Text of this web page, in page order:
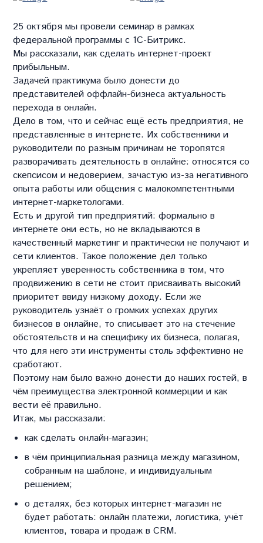
25 октября мы провели семинар в рамках
федеральной программы с 1С-Битрикс.
Мы рассказали, как сделать интернет-проект
прибыльным.
Задачей практикума было донести до
представителей оффлайн-бизнеса актуальность
перехода в онлайн.
Дело в том, что и сейчас ещё есть предприятия, не
представленные в интернете. Их собственники и
руководители по разным причинам не торопятся
разворачивать деятельность в онлайне: относятся со
скепсисом и недоверием, зачастую из-за негативного
опыта работы или общения с малокомпетентными
интернет-маркетологами.
Есть и другой тип предприятий: формально в
интернете они есть, но не вкладываются в
качественный маркетинг и практически не получают и
сети клиентов. Такое положение дел только
укрепляет уверенность собственника в том, что
продвижению в сети не стоит присваивать высокий
приоритет ввиду низкому доходу. Если же
руководитель узнаёт о громких успехах других
бизнесов в онлайне, то списывает это на стечение
обстоятельств и на специфику их бизнеса, полагая,
что для него эти инструменты столь эффективно не
сработают.
Поэтому нам было важно донести до наших гостей, в
чём преимущества электронной коммерции и как
вести её правильно.
Итак, мы рассказали:
как сделать онлайн-магазин;
в чём принципиальная разница между магазином,
собранным на шаблоне, и индивидуальным
решением;
о деталях, без которых интернет-магазин не
будет работать: онлайн платежи, логистика, учёт
клиентов, товара и продаж в CRM.